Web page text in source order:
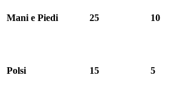
Mani e Piedi 25 10
Polsi 15 5